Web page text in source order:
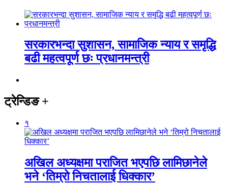
सरकारभन्दा सुशासन, सामाजिक न्याय र समृद्धि
बढी महत्वपूर्ण छः प्रधानमन्त्री
ट्रेन्डिङ+
१
अखिल अध्यक्षमा पराजित भएपछि लामिछानेले
भने ‘तिम्रो निचतालाई धिक्कार’